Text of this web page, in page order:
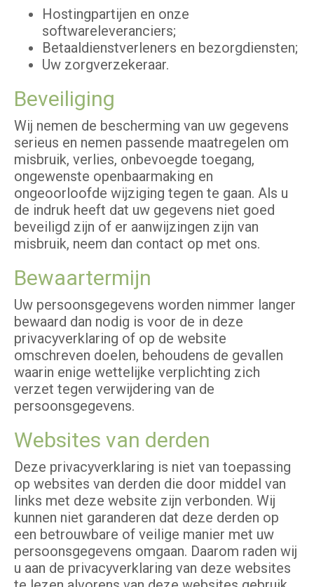
Hostingpartijen en onze
softwareleveranciers;
Betaaldienstverleners en bezorgdiensten;
Uw zorgverzekeraar.
Beveiliging
Wij nemen de bescherming van uw gegevens
serieus en nemen passende maatregelen om
misbruik, verlies, onbevoegde toegang,
ongewenste openbaarmaking en
ongeoorloofde wijziging tegen te gaan. Als u
de indruk heeft dat uw gegevens niet goed
beveiligd zijn of er aanwijzingen zijn van
misbruik, neem dan contact op met ons.
Bewaartermijn
Uw persoonsgegevens worden nimmer langer
bewaard dan nodig is voor de in deze
privacyverklaring of op de website
omschreven doelen, behoudens de gevallen
waarin enige wettelijke verplichting zich
verzet tegen verwijdering van de
persoonsgegevens.
Websites van derden
Deze privacyverklaring is niet van toepassing
op websites van derden die door middel van
links met deze website zijn verbonden. Wij
kunnen niet garanderen dat deze derden op
een betrouwbare of veilige manier met uw
persoonsgegevens omgaan. Daarom raden wij
u aan de privacyverklaring van deze websites